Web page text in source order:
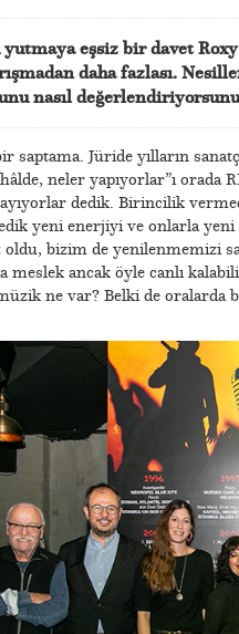
yutmaya eşsiz bir davet
daha fazlası.
nasıl
saptama. Jüride yılların
neler yapıyorlar”ı orada
dedik. Birincilik
yeni enerjiyi ve onlarla
oldu, bizim de yenilenmemizi
meslek ancak öyle canlı
ne var? Belki de oralarda